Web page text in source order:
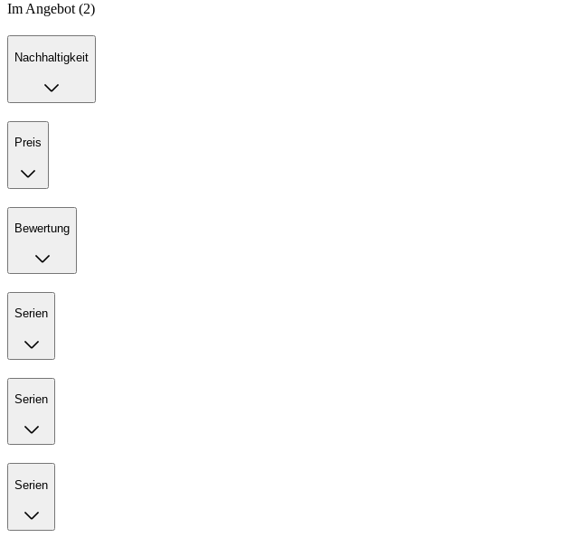
Im Angebot (2)
Nachhaltigkeit
Preis
Bewertung
Serien
Serien
Serien